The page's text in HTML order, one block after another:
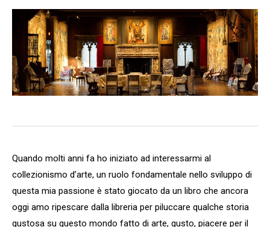
Quando molti anni fa ho iniziato ad interessarmi al
collezionismo d’arte, un ruolo fondamentale nello sviluppo di
questa mia passione è stato giocato da un libro che ancora
oggi amo ripescare dalla libreria per piluccare qualche storia
gustosa su questo mondo fatto di arte, gusto, piacere per il